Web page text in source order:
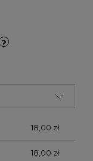
18,00 zł
18,00 zł